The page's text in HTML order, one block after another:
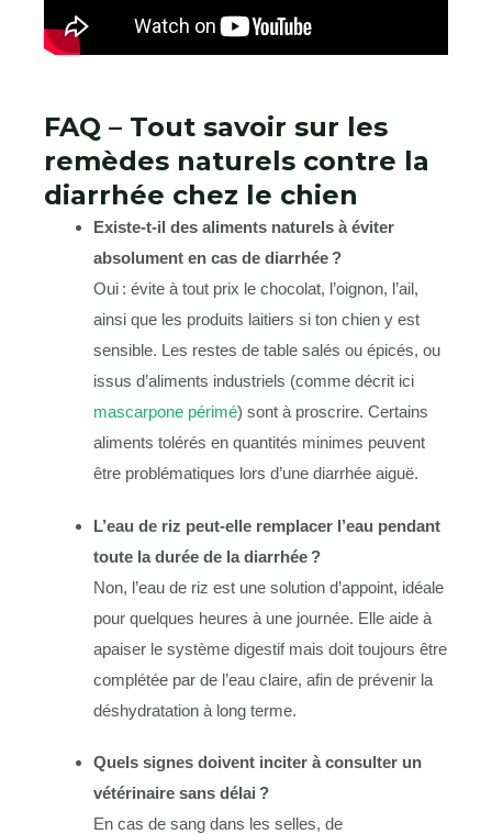
FAQ – Tout savoir sur les
remèdes naturels contre la
diarrhée chez le chien
Existe-t-il des aliments naturels à éviter
absolument en cas de diarrhée ?
Oui : évite à tout prix le chocolat, l’oignon, l’ail,
ainsi que les produits laitiers si ton chien y est
sensible. Les restes de table salés ou épicés, ou
issus d’aliments industriels (comme décrit ici
mascarpone périmé) sont à proscrire. Certains
aliments tolérés en quantités minimes peuvent
être problématiques lors d’une diarrhée aiguë.
L’eau de riz peut-elle remplacer l’eau pendant
toute la durée de la diarrhée ?
Non, l’eau de riz est une solution d’appoint, idéale
pour quelques heures à une journée. Elle aide à
apaiser le système digestif mais doit toujours être
complétée par de l’eau claire, afin de prévenir la
déshydratation à long terme.
Quels signes doivent inciter à consulter un
vétérinaire sans délai ?
En cas de sang dans les selles, de